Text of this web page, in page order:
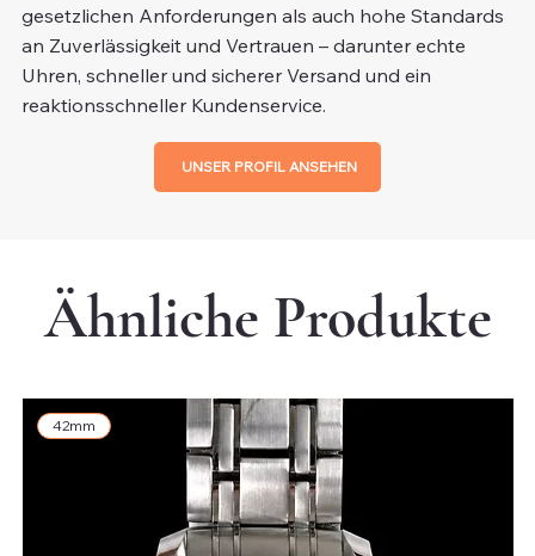
gesetzlichen Anforderungen als auch hohe Standards
an Zuverlässigkeit und Vertrauen – darunter echte
Uhren, schneller und sicherer Versand und ein
reaktionsschneller Kundenservice.
UNSER PROFIL ANSEHEN
Ähnliche Produkte
42mm